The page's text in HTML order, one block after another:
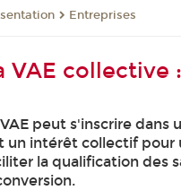
Entreprises
VAE
peut s'inscrire dans
un intérêt collectif pour
la qualification des